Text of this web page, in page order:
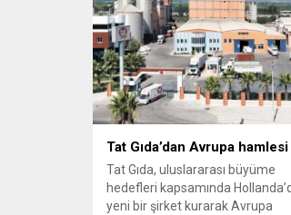
aştı dedi.
Tat Gıda’dan Avrupa hamlesi
Tat Gıda, uluslararası büyüme
hedefleri kapsamında
yeni bir şirket kurarak Avrupa